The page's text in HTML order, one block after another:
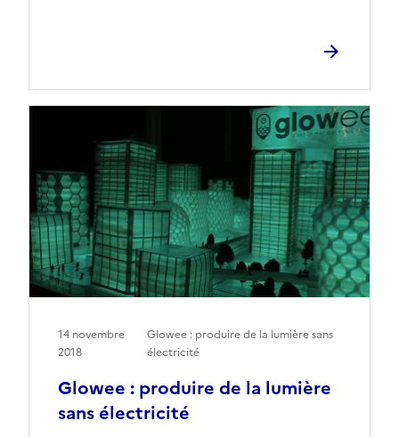
Glowee : produire de la lumière
sans électricité
14 novembre
2018
Glowee : produire de la lumière sans
électricité